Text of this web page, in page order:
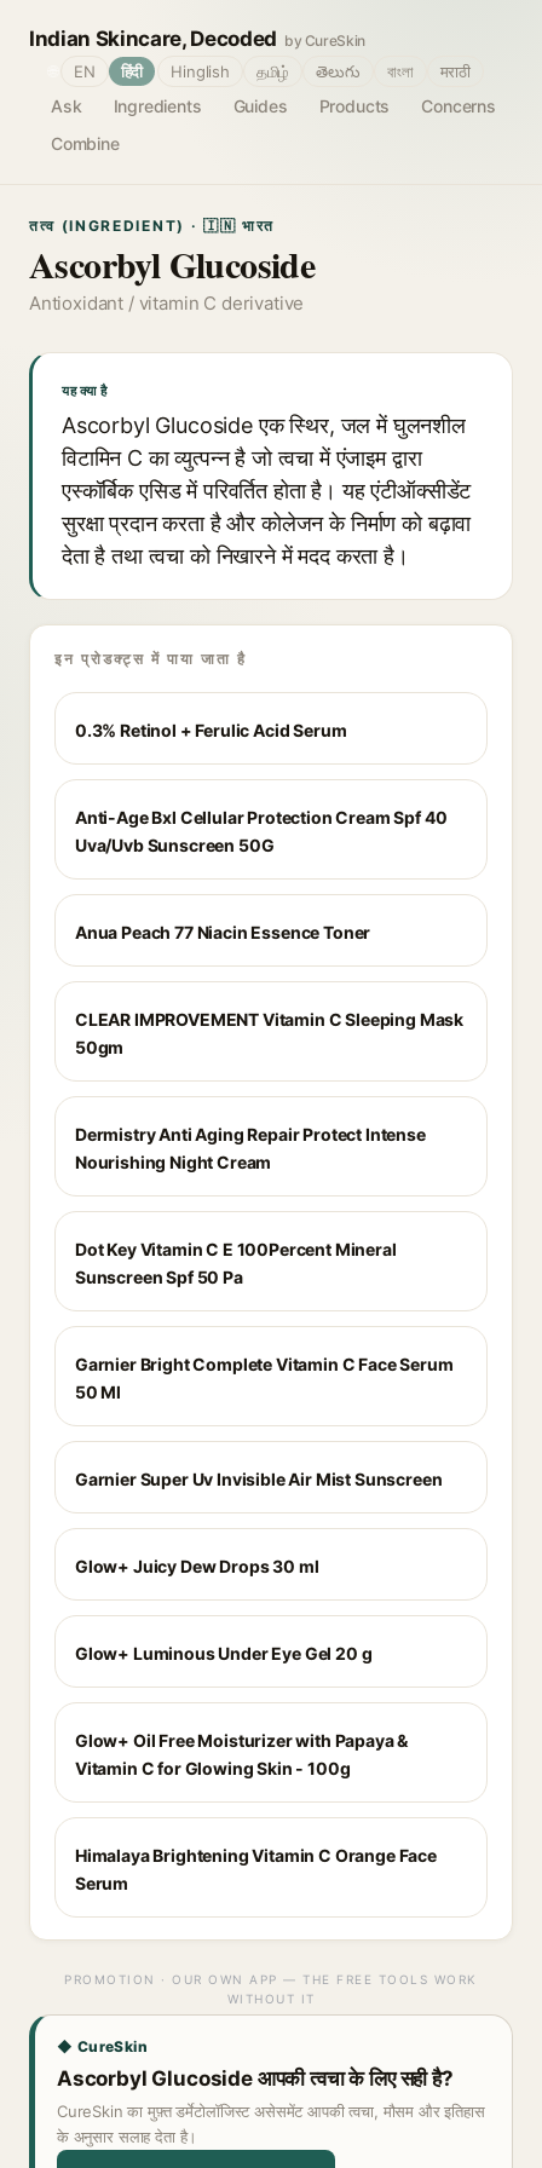
Indian Skincare, Decoded by CureSkin
Ask Ingredients Guides Products
Concerns
Combine
EN हिंदी Hinglish தமிழ் తెలుగు বাংলা मराठी
तत्व (INGREDIENT) · 🇮🇳 भारत
Ascorbyl Glucoside
Antioxidant / vitamin C derivative
यह क्या है
Ascorbyl Glucoside एक स्थिर, जल में घुलनशील
विटामिन C का व्युत्पन्न है जो त्वचा में एंजाइम द्वारा
एस्कॉर्बिक एसिड में परिवर्तित होता है। यह एंटीऑक्सीडेंट
सुरक्षा प्रदान करता है और कोलेजन के निर्माण को बढ़ावा
देता है तथा त्वचा को निखारने में मदद करता है।
इन प्रोडक्ट्स में पाया जाता है
0.3% Retinol + Ferulic Acid Serum
Anti-Age Bxl Cellular Protection Cream Spf 40
Uva/Uvb Sunscreen 50G
Anua Peach 77 Niacin Essence Toner
CLEAR IMPROVEMENT Vitamin C Sleeping Mask
50gm
Dermistry Anti Aging Repair Protect Intense
Nourishing Night Cream
Dot Key Vitamin C E 100Percent Mineral
Sunscreen Spf 50 Pa
Garnier Bright Complete Vitamin C Face Serum
50 Ml
Garnier Super Uv Invisible Air Mist Sunscreen
Glow+ Juicy Dew Drops 30 ml
Glow+ Luminous Under Eye Gel 20 g
Glow+ Oil Free Moisturizer with Papaya &
Vitamin C for Glowing Skin - 100g
Himalaya Brightening Vitamin C Orange Face
Serum
PROMOTION · OUR OWN APP — THE FREE TOOLS WORK
WITHOUT IT
◆ CureSkin
Ascorbyl Glucoside आपकी त्वचा के लिए सही है?
CureSkin का मुफ़्त डर्मेटोलॉजिस्ट असेसमेंट आपकी त्वचा, मौसम और इतिहास
के अनुसार सलाह देता है।